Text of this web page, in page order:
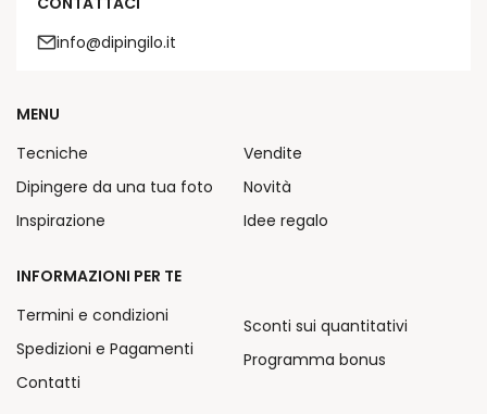
info@dipingilo.it
MENU
Tecniche
Dipingere da una tua foto
Inspirazione
Vendite
Novità
Idee regalo
INFORMAZIONI PER TE
Termini e condizioni
Spedizioni e Pagamenti
Contatti
Sconti sui quantitativi
Programma bonus